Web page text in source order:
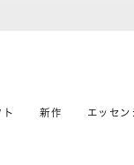
ト 新作 エッセン